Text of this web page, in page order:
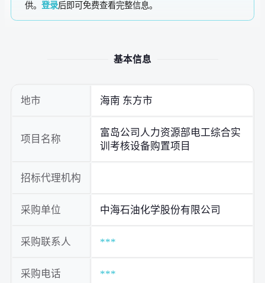
供。登录后即可免费查看完整信息。
基本信息
地市 海南 东方市
项目名称
富岛公司人力资源部电工综合实
训考核设备购置项目
招标代理机构
采购单位 中海石油化学股份有限公司
采购联系人 ***
采购电话 ***